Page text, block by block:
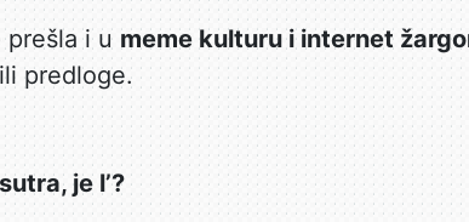
prešla i u meme kulturu i internet
predloge.
je l’?